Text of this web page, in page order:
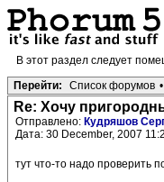
В этот раздел следует
Перейти:
Список форумов •
Re: Хочу
Отправлено: Кудряшов
Дата: 30 December, 2007
тут что-то надо проверить